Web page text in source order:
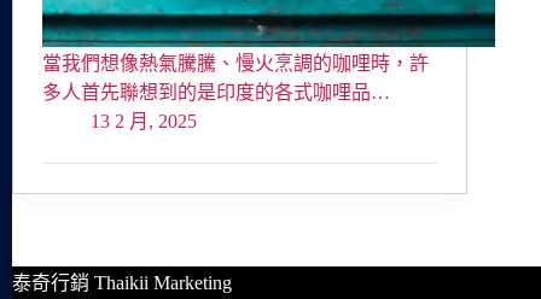
當我們想像熱氣騰騰、慢火烹調的咖哩時，許
多人首先聯想到的是印度的各式咖哩品…
13 2 月, 2025
泰奇行銷 Thaikii Marketing